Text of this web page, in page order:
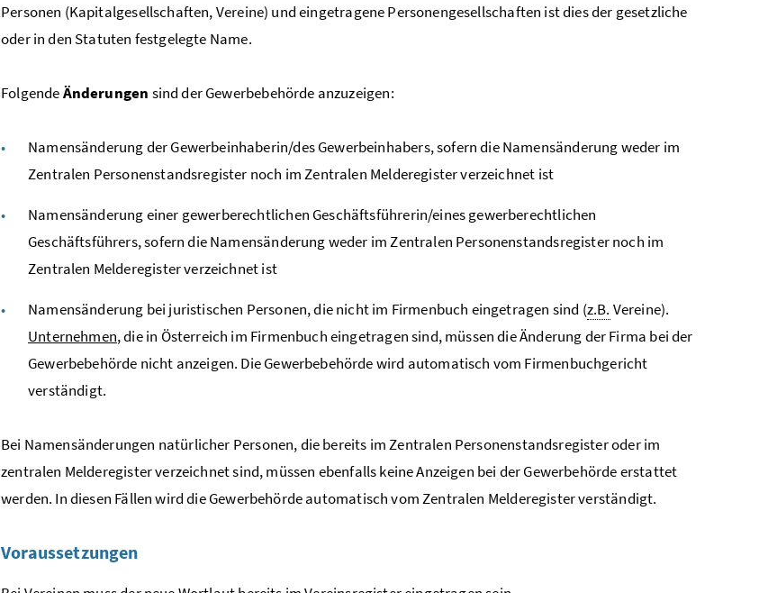
Personen (Kapitalgesellschaften, Vereine) und eingetragene Personengesellschaften ist dies der gesetzliche
oder in den Statuten festgelegte Name.
FolgendeÄnderungen sind der Gewerbebehörde anzuzeigen:
Namensänderung der Gewerbeinhaberin/des Gewerbeinhabers, sofern die Namensänderung weder im
Zentralen Personenstandsregister noch im Zentralen Melderegister verzeichnet ist
Namensänderung einer gewerberechtlichen Geschäftsführerin/eines gewerberechtlichen
Geschäftsführers, sofern die Namensänderung weder im Zentralen Personenstandsregister noch im
Zentralen Melderegister verzeichnet ist
Namensänderung bei juristischen Personen, die nicht im Firmenbuch eingetragen sind (z.B. Vereine).
Unternehmen, die in Österreich im Firmenbuch eingetragen sind, müssen die Änderung der Firma bei der
Gewerbebehörde nicht anzeigen. Die Gewerbebehörde wird automatisch vom Firmenbuchgericht
verständigt.
Bei Namensänderungen natürlicher Personen, die bereits im Zentralen Personenstandsregister oder im
zentralen Melderegister verzeichnet sind, müssen ebenfalls keine Anzeigen bei der Gewerbehörde erstattet
werden. In diesen Fällen wird die Gewerbehörde automatisch vom Zentralen Melderegister verständigt.
Voraussetzungen